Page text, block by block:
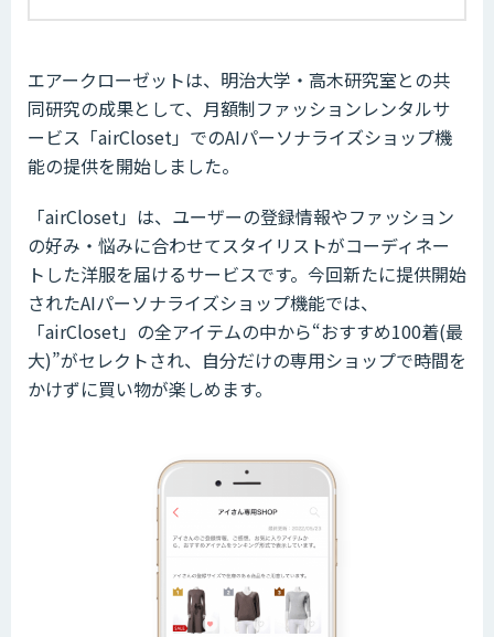
エアークローゼットは、明治大学・高木研究室との共
同研究の成果として、月額制ファッションレンタルサ
ービス「airCloset」でのAIパーソナライズショップ機
能の提供を開始しました。
「airCloset」は、ユーザーの登録情報やファッション
の好み・悩みに合わせてスタイリストがコーディネー
トした洋服を届けるサービスです。今回新たに提供開始
されたAIパーソナライズショップ機能では、
「airCloset」の全アイテムの中から“おすすめ100着(最
大)”がセレクトされ、自分だけの専用ショップで時間を
かけずに買い物が楽しめます。